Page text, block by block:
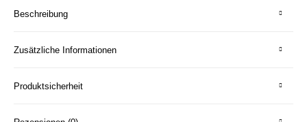
Beschreibung
Zusätzliche Informationen
Produktsicherheit